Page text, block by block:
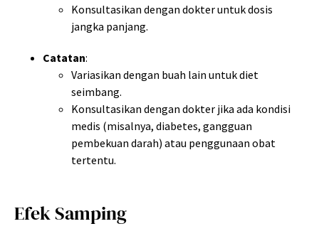
Konsultasikan dengan dokter untuk dosis
jangka panjang.
Catatan:
Variasikan dengan buah lain untuk diet
seimbang.
Konsultasikan dengan dokter jika ada kondisi
medis (misalnya, diabetes, gangguan
pembekuan darah) atau penggunaan obat
tertentu.
Efek Samping